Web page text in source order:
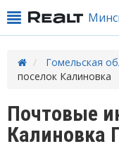
Гомельская
поселок Калиновка
Почтовые
Калиновка